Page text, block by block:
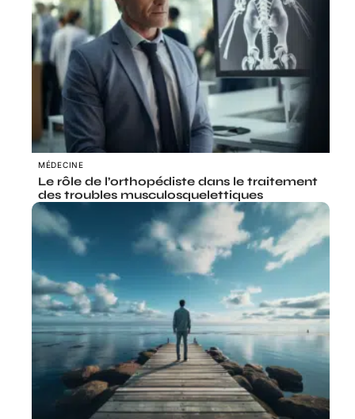
MÉDECINE
Le rôle de l’orthopédiste dans le traitement
des troubles musculosquelettiques